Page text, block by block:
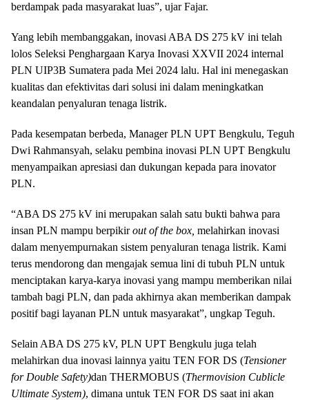
berdampak pada masyarakat luas”, ujar Fajar.
Yang lebih membanggakan, inovasi ABA DS 275 kV ini telah
lolos Seleksi Penghargaan Karya Inovasi XXVII 2024 internal
PLN UIP3B Sumatera pada Mei 2024 lalu. Hal ini menegaskan
kualitas dan efektivitas dari solusi ini dalam meningkatkan
keandalan penyaluran tenaga listrik.
Pada kesempatan berbeda, Manager PLN UPT Bengkulu, Teguh
Dwi Rahmansyah, selaku pembina inovasi PLN UPT Bengkulu
menyampaikan apresiasi dan dukungan kepada para inovator
PLN.
“ABA DS 275 kV ini merupakan salah satu bukti bahwa para
insan PLN mampu berpikirout of the box, melahirkan inovasi
dalam menyempurnakan sistem penyaluran tenaga listrik. Kami
terus mendorong dan mengajak semua lini di tubuh PLN untuk
menciptakan karya-karya inovasi yang mampu memberikan nilai
tambah bagi PLN, dan pada akhirnya akan memberikan dampak
positif bagi layanan PLN untuk masyarakat”, ungkap Teguh.
Selain ABA DS 275 kV, PLN UPT Bengkulu juga telah
melahirkan dua inovasi lainnya yaitu TEN FOR DS (Tensioner
for Double Safety)dan THERMOBUS (Thermovision Cublicle
Ultimate System), dimana untuk TEN FOR DS saat ini akan